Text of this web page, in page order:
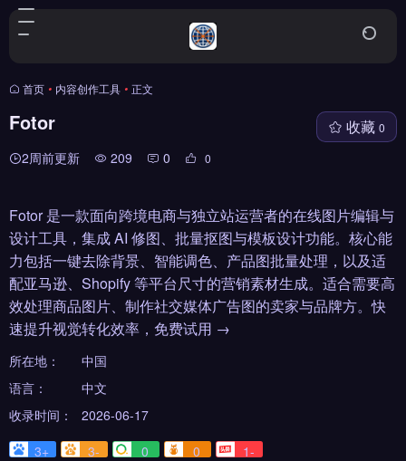
首页 • 内容创作工具 • 正文
Fotor
2周前更新 209 0 0
收藏 0
Fotor 是一款面向跨境电商与独立站运营者的在线图片编辑与
设计工具，集成 AI 修图、批量抠图与模板设计功能。核心能
力包括一键去除背景、智能调色、产品图批量处理，以及适
配亚马逊、Shopify 等平台尺寸的营销素材生成。适合需要高
效处理商品图片、制作社交媒体广告图的卖家与品牌方。快
速提升视觉转化效率，免费试用 →
所在地：
中国
语言：
中文
收录时间：
2026-06-17
3+
3- 0 0 1-